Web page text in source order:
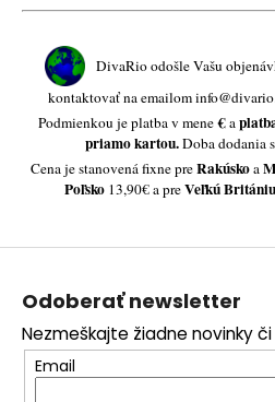
DivaRio odošle Vašu
kontaktovať na emailom
Podmienkou je platba v mene€a
priamo kartou.Doba dodania
Cena je stanovená fixne preRakúskoa
Poľsko13,90€ a preVeľkú Britániu
č
e
Odoberať newsletter
Nezmeškajte žiadne novinky
Email